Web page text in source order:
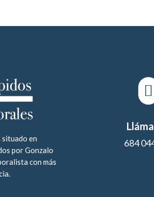
situado en
por Gonzalo
con más

684